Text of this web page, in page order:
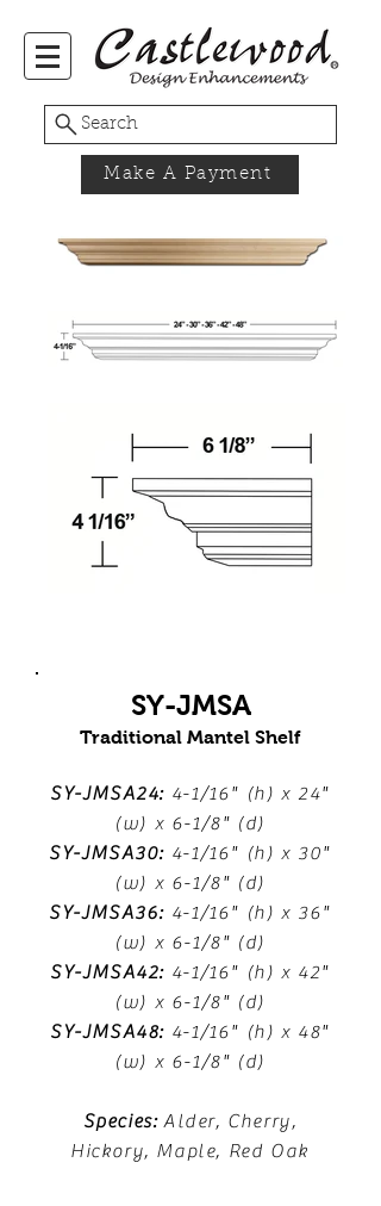
Search
Make A Payment
SY-JMSA
Traditional Mantel Shelf
SY-JMSA24: 4-1/16" (h) x 24"
(w) x 6-1/8" (d)
SY-JMSA30: 4-1/16" (h) x 30"
(w) x 6-1/8" (d)
SY-JMSA36: 4-1/16" (h) x 36"
(w) x 6-1/8" (d)
SY-JMSA42: 4-1/16" (h) x 42"
(w) x 6-1/8" (d)
SY-JMSA48: 4-1/16" (h) x 48"
(w) x 6-1/8" (d)
Species:Alder, Cherry,
Hickory, Maple, Red Oak